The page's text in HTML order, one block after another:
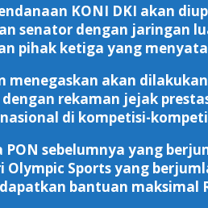
KONI DKI akan
senator dengan jaringan
pihak ketiga yang
menegaskan akan
rekaman jejak
di kompetisi-
sebelumnya yang
Sports yang
bantuan